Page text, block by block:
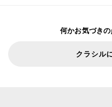
何かお気づき
クラシル